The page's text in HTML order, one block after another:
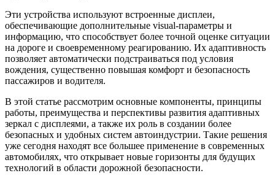
Эти устройства используют встроенные дисплеи,
обеспечивающие дополнительные visual-параметры и
информацию, что способствует более точной оценке ситуации
на дороге и своевременному реагированию. Их адаптивность
позволяет автоматически подстраиваться под условия
вождения, существенно повышая комфорт и безопасность
пассажиров и водителя.
В этой статье рассмотрим основные компоненты, принципы
работы, преимущества и перспективы развития адаптивных
зеркал с дисплеями, а также их роль в создании более
безопасных и удобных систем автоиндустрии. Такие решения
уже сегодня находят все большее применение в современных
автомобилях, что открывает новые горизонты для будущих
технологий в области дорожной безопасности.